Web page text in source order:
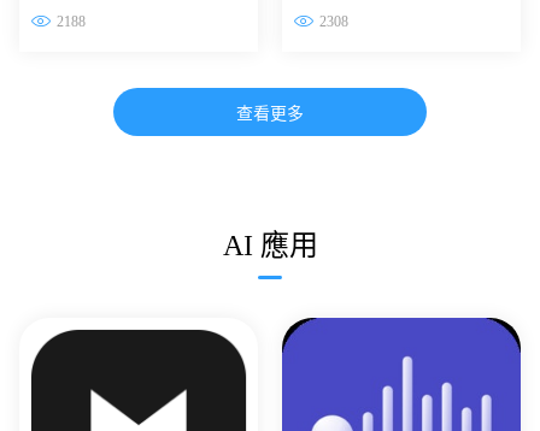
2188
效！2308
查看更多
AI 應用